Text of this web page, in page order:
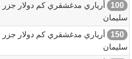
100
أرياري مدغشقري كم دولار جزر
سليمان
150
أرياري مدغشقري كم دولار جزر
سليمان